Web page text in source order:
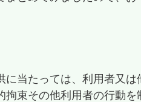
に当たっては、利用者又
束その他利用者の行動を